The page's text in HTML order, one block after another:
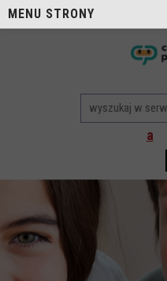
a
MENU STRONY
Cyberprofilaktyka NASK
Nasi Eksperci
Aktualności
Projekty
Aktualne
Zrealizowane